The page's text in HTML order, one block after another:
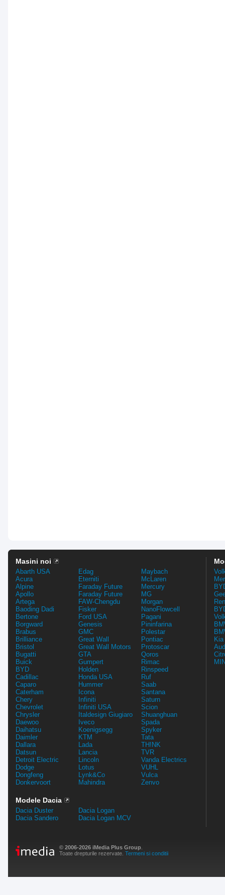
Masini noi
Abarth USA
Acura
Alpine
Apollo
Artega
Baoding Dadi
Bertone
Borgward
Brabus
Brilliance
Bristol
Bugatti
Buick
BYD
Cadillac
Caparo
Caterham
Chery
Chevrolet
Chrysler
Daewoo
Daihatsu
Daimler
Dallara
Datsun
Detroit Electric
Dodge
Dongfeng
Donkervoort
Edag
Eterniti
Faraday Future
Faraday Future
FAW-Chengdu
Fisker
Ford USA
Genesis
GMC
Great Wall
Great Wall Motors
GTA
Gumpert
Holden
Honda USA
Hummer
Icona
Infiniti
Infiniti USA
Italdesign Giugiaro
Iveco
Koenigsegg
KTM
Lada
Lancia
Lincoln
Lotus
Lynk&Co
Mahindra
Maybach
McLaren
Mercury
MG
Morgan
NanoFlowcell
Pagani
Pininfarina
Polestar
Pontiac
Protoscar
Qoros
Rimac
Rinspeed
Ruf
Saab
Santana
Saturn
Scion
Shuanghuan
Spada
Spyker
Tata
TH!NK
TVR
Vanda Electrics
VUHL
Vulca
Zenvo
Modele Dacia
Dacia Duster
Dacia Sandero
Dacia Logan
Dacia Logan MCV
© 2006-2026 iMedia Plus Group
Toate drepturile rezervate. Termeni si conditii